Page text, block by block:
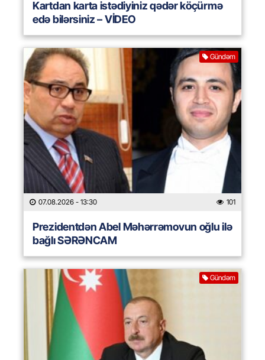
Kartdan karta istədiyiniz qədər köçürmə
edə bilərsiniz – VİDEO
Gündəm
07.08.2026 - 13:30 101
Prezidentdən Abel Məhərrəmovun oğlu ilə
bağlı SƏRƏNCAM
Gündəm